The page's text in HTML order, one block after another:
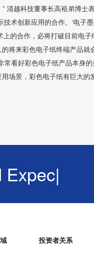
清越科技董事长高裕弟博士
术创新应用的合作。‘电子
的合作，必将打破目前电
将来彩色电子纸终端产品就
看好彩色电子纸产品本身
场景，彩色电子纸有巨大的
投资者关系